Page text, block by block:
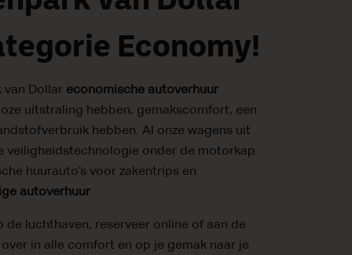
Economy!
Dollar economische autoverhuur
uitstraling hebben, gemakscomfort, een
hebben. Al onze wagens uit
veiligheidstechnologie onder de motorkap.
huurauto’s voor zakentrips en
autoverhuur.
de luchthaven, reserveer online of aan de
in alle comfort en op je gemak naar je